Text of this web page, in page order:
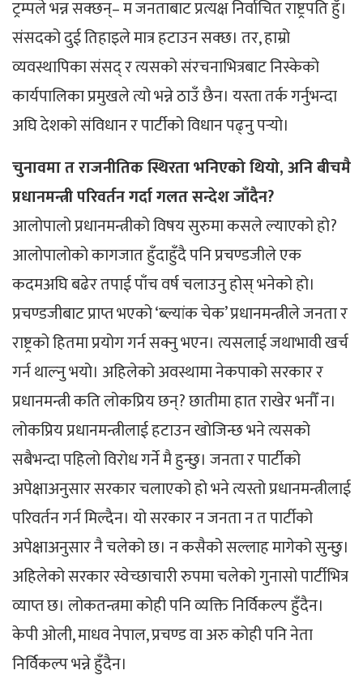
ट्रम्पले भन्न सक्छन्– म जनताबाट प्रत्यक्ष निर्वाचित राष्ट्रपति हुँ।
संसदको दुई तिहाइले मात्र हटाउन सक्छ। तर, हाम्रो
व्यवस्थापिका संसद् र त्यसको संरचनाभित्रबाट निस्केको
कार्यपालिका प्रमुखले त्यो भन्ने ठाउँ छैन। यस्ता तर्क गर्नुभन्दा
अघि देशको संविधान र पार्टीको विधान पढ्नु पर्‍यो।
चुनावमा त राजनीतिक स्थिरता भनिएको थियो, अनि बीचमै
प्रधानमन्त्री परिवर्तन गर्दा गलत सन्देश जाँदैन?
आलोपालो प्रधानमन्त्रीको विषय सुरुमा कसले ल्याएको हो?
आलोपालोको कागजात हुँदाहुँदै पनि प्रचण्डजीले एक
कदमअघि बढेर तपाई पाँच वर्ष चलाउनु होस् भनेको हो।
प्रचण्डजीबाट प्राप्त भएको ‘ब्ल्यांक चेक’ प्रधानमन्त्रीले जनता र
राष्ट्रको हितमा प्रयोग गर्न सक्नु भएन। त्यसलाई जथाभावी खर्च
गर्न थाल्नु भयो। अहिलेको अवस्थामा नेकपाको सरकार र
प्रधानमन्त्री कति लोकप्रिय छन्? छातीमा हात राखेर भनौँ न।
लोकप्रिय प्रधानमन्त्रीलाई हटाउन खोजिन्छ भने त्यसको
सबैभन्दा पहिलो विरोध गर्ने मै हुन्छु। जनता र पार्टीको
अपेक्षाअनुसार सरकार चलाएको हो भने त्यस्तो प्रधानमन्त्रीलाई
परिवर्तन गर्न मिल्दैन। यो सरकार न जनता न त पार्टीको
अपेक्षाअनुसार नै चलेको छ। न कसैको सल्लाह मागेको सुन्छु।
अहिलेको सरकार स्वेच्छाचारी रुपमा चलेको गुनासो पार्टीभित्र
व्याप्त छ। लोकतन्त्रमा कोही पनि व्यक्ति निर्विकल्प हुँदैन।
केपी ओली, माधव नेपाल, प्रचण्ड वा अरु कोही पनि नेता
निर्विकल्प भन्ने हुँदैन।